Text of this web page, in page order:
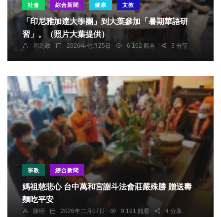
社會 綜合新聞 健康 文教
「印尼雅加達大學團」到大葉參加「暑期華語研
習」。（照片大葉提供）
周為政 2026年七月25日 6,162 觀看 3 分享
宗教 綜合新聞
媽祖慈悲心 台中萬和宮謝斗法會莊嚴殊勝 贈送夀
麵吃平安
陳明 2026年二月07日 9,191 觀看 4 分享
綜合新聞
寒冬送暖〜雲林縣古坑鄉公所感謝善心人士捐助 發